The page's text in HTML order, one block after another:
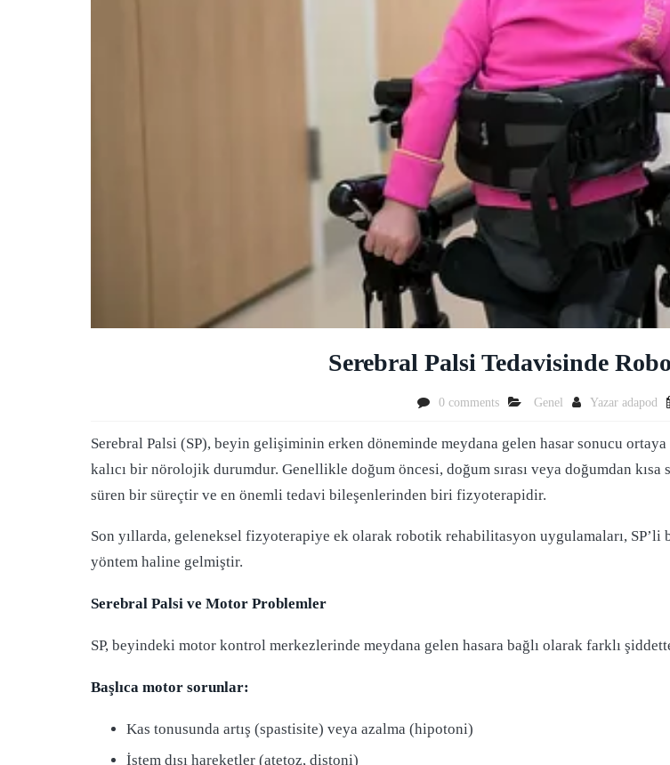
Serebral Palsi Tedavisinde
0 comments Genel Yazar adapod
Serebral Palsi (SP), beyin gelişiminin erken döneminde meydana gelen hasar sonucu
kalıcı bir nörolojik durumdur. Genellikle doğum öncesi, doğum sırası veya doğumdan kısa
süren bir süreçtir ve en önemli tedavi bileşenlerinden biri fizyoterapidir.
Son yıllarda, geleneksel fizyoterapiye ek olarak robotik rehabilitasyon uygulamaları,
yöntem haline gelmiştir.
Serebral Palsi ve Motor Problemler
SP, beyindeki motor kontrol merkezlerinde meydana gelen hasara bağlı olarak farklı
Başlıca motor sorunlar:
Kas tonusunda artış (spastisite) veya azalma (hipotoni)
İstem dışı hareketler (atetoz, distoni)